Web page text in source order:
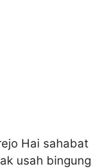
Hai sahabat
usah bingung